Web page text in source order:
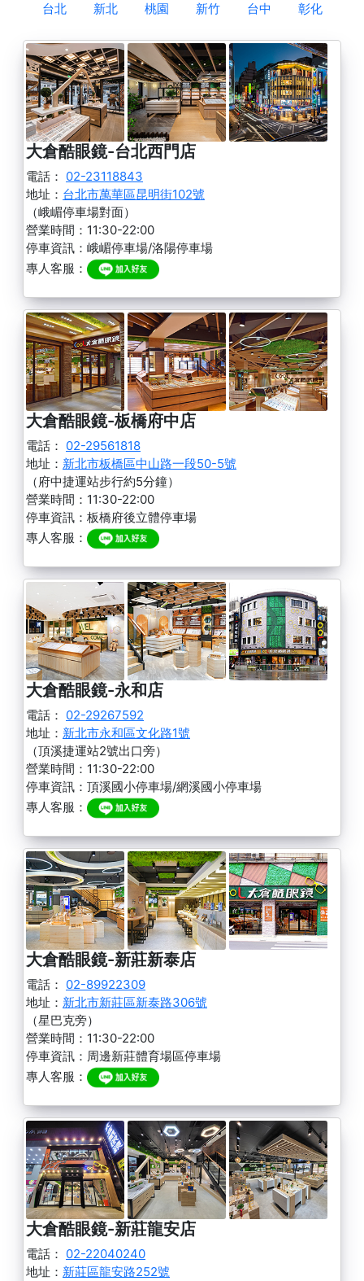
台北 新北 桃園 新竹 台中 彰化
大倉酷眼鏡-台北西門店
電話： 02-23118843
地址： 台北市萬華區昆明街102號
（峨嵋停車場對面）
營業時間：11:30-22:00
停車資訊：峨嵋停車場/洛陽停車場
專人客服：
大倉酷眼鏡-板橋府中店
電話： 02-29561818
地址： 新北市板橋區中山路一段50-5號
（府中捷運站步行約5分鐘）
營業時間：11:30-22:00
停車資訊：板橋府後立體停車場
專人客服：
大倉酷眼鏡-永和店
電話： 02-29267592
地址： 新北市永和區文化路1號
（頂溪捷運站2號出口旁）
營業時間：11:30-22:00
停車資訊：頂溪國小停車場/網溪國小停車場
專人客服：
大倉酷眼鏡-新莊新泰店
電話： 02-89922309
地址： 新北市新莊區新泰路306號
（星巴克旁）
營業時間：11:30-22:00
停車資訊：周邊新莊體育場區停車場
專人客服：
大倉酷眼鏡-新莊龍安店
電話： 02-22040240
地址： 新莊區龍安路252號